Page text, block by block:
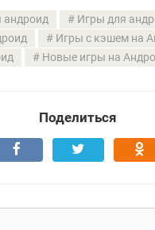
андроид Игры для
Игры с кэшем на
Новые игры на
Поделиться